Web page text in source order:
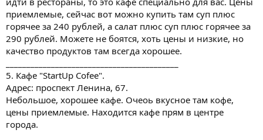
приемлемые, сейчас вот можно купить там суп плюс
горячее за 240 рублей, а салат плюс суп плюс горячее за
290 рублей. Можете не боятся, хоть цены и низкие, но
качество продуктов там всегда хорошее.
5. Кафе "StartUp Cofee".
Адрес: проспект Ленина, 67.
Небольшое, хорошее кафе. Очеоь вкусное там кофе,
цены приемлемые. Находится кафе прям в центре
города.